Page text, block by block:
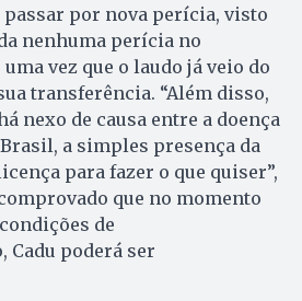
por nova perícia, visto
nenhuma perícia no
vez que o laudo já veio do
transferência. “Além disso,
nexo de causa entre a doença
a simples presença da
para fazer o que quiser”,
que no momento
de
Cadu poderá ser